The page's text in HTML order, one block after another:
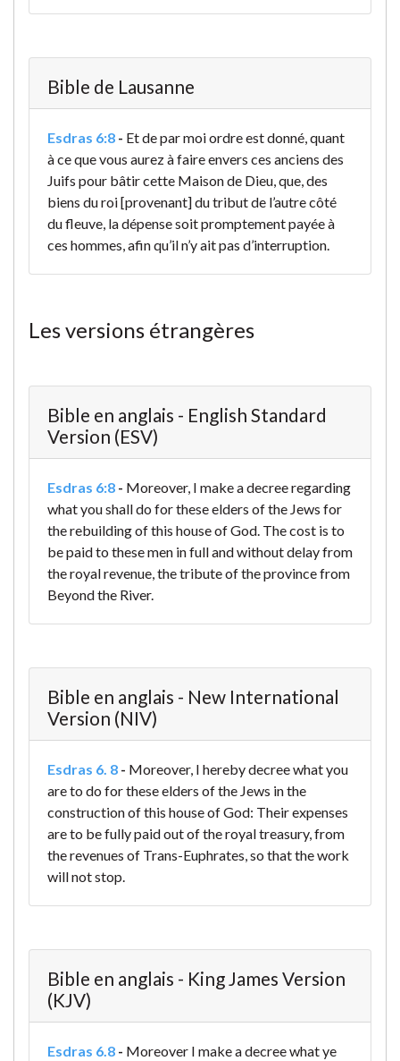
Bible de Lausanne
Esdras 6:8 - Et de par moi ordre est donné, quant
à ce que vous aurez à faire envers ces anciens des
Juifs pour bâtir cette Maison de Dieu, que, des
biens du roi [provenant] du tribut de l’autre côté
du fleuve, la dépense soit promptement payée à
ces hommes, afin qu’il n’y ait pas d’interruption.
Les versions étrangères
Bible en anglais - English Standard
Version (ESV)
Esdras 6:8 - Moreover, I make a decree regarding
what you shall do for these elders of the Jews for
the rebuilding of this house of God. The cost is to
be paid to these men in full and without delay from
the royal revenue, the tribute of the province from
Beyond the River.
Bible en anglais - New International
Version (NIV)
Esdras 6. 8 - Moreover, I hereby decree what you
are to do for these elders of the Jews in the
construction of this house of God: Their expenses
are to be fully paid out of the royal treasury, from
the revenues of Trans-Euphrates, so that the work
will not stop.
Bible en anglais - King James Version
(KJV)
Esdras 6.8 - Moreover I make a decree what ye